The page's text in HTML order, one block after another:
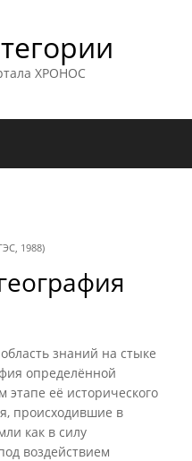
ХРОНОС
1988)
знаний на стыке
определённой
её исторического
происходившие в
как в силу
воздействием